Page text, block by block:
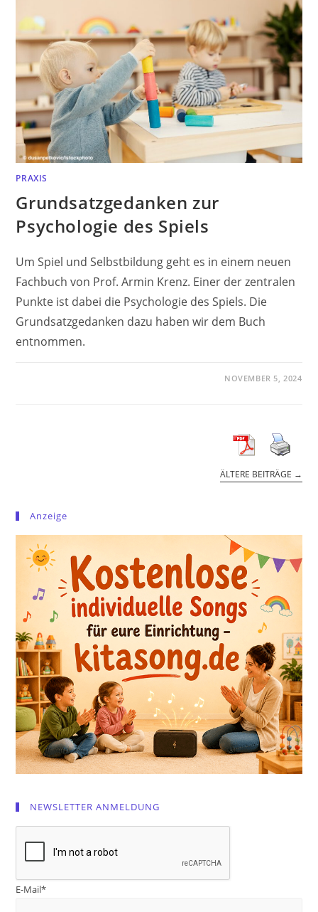
PRAXIS
Grundsatzgedanken zur
Psychologie des Spiels
Um Spiel und Selbstbildung geht es in einem neuen
Fachbuch von Prof. Armin Krenz. Einer der zentralen
Punkte ist dabei die Psychologie des Spiels. Die
Grundsatzgedanken dazu haben wir dem Buch
entnommen.
NOVEMBER 5, 2024
ÄLTERE BEITRÄGE →
Anzeige
NEWSLETTER ANMELDUNG
E-Mail*